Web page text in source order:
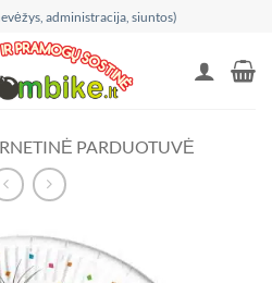
administracija, siuntos)
PARDUOTUVĖ